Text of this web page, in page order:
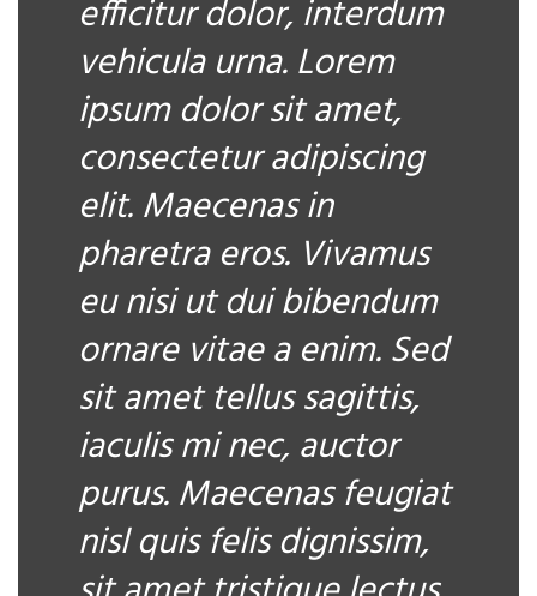
efficitur dolor, interdum
vehicula urna. Lorem
ipsum dolor sit amet,
consectetur adipiscing
elit. Maecenas in
pharetra eros. Vivamus
eu nisi ut dui bibendum
ornare vitae a enim. Sed
sit amet tellus sagittis,
iaculis mi nec, auctor
purus. Maecenas feugiat
nisl quis felis dignissim,